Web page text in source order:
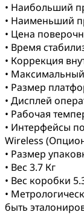
• Наибольший
• Наименьший
• Цена
• Время
• Коррекция
•
• Размер
• Дисплей
• Рабочая
• Интерфейсы
Wireless
• Размер
• Вес 3.7 Кг
• Вес коробки
•
быть